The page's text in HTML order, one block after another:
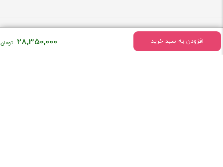
افزودن به سبد خرید 28,350,000
درباره فروشگاه تهران ضبط